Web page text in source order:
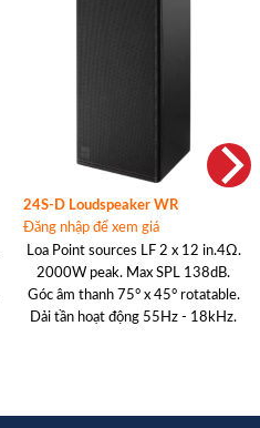
24S-D Loudspeaker WR
Đăng nhập để xem giá
Loa Point sources LF 2 x 12 in.4Ω.
2000W peak. Max SPL 138dB.
Góc âm thanh 75° x 45° rotatable.
Dải tần hoạt động 55Hz - 18kHz.